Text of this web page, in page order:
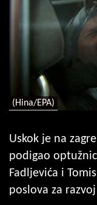
(Hina/EPA)
Uskok je na
podigao
Fadljevića i
poslova za